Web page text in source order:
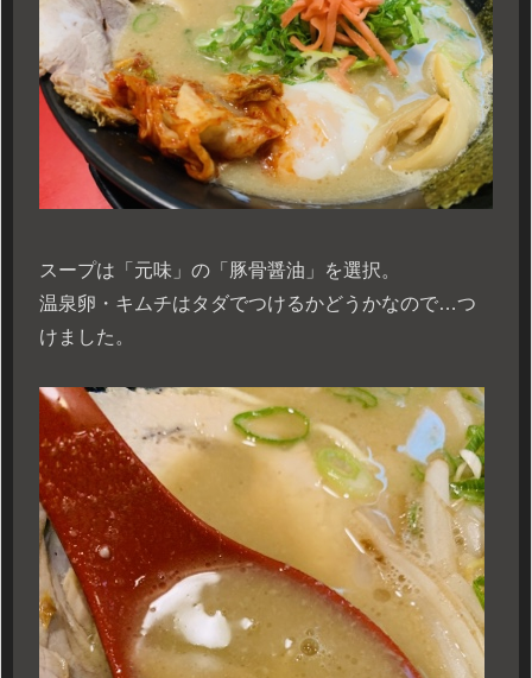
スープは「元味」の「豚骨醤油」を選択。
温泉卵・キムチはタダでつけるかどうかなので…つ
けました。